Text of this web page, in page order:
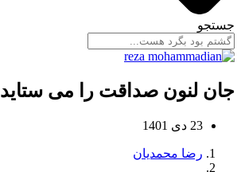
جستجو
جان لنون صداقت را می ستاید
23 دی 1401
رضا محمدیان